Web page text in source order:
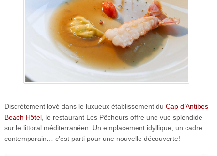
Discrètement lové dans le luxueux établissement du Cap d’Antibes
Beach Hôtel, le restaurant Les Pêcheurs offre une vue splendide
sur le littoral méditerranéen. Un emplacement idyllique, un cadre
contemporain… c’est parti pour une nouvelle découverte!